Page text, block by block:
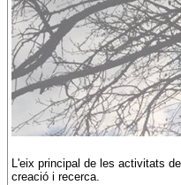
L'eix principal de les activitats
creació i recerca.